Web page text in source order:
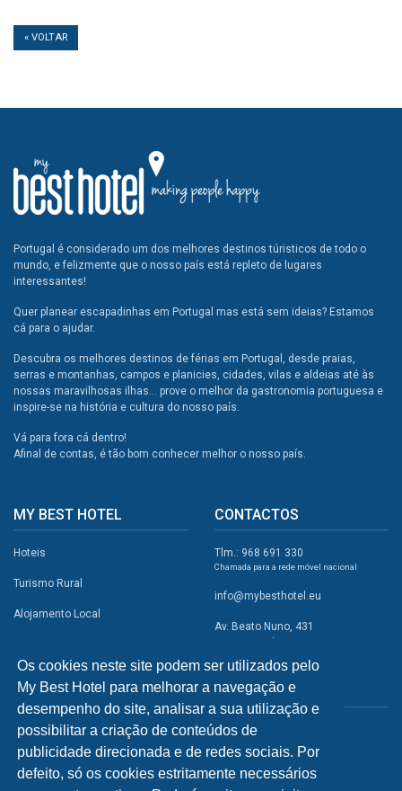
Os cookies neste site podem ser utilizados pelo
My Best Hotel para melhorar a navegação e
desempenho do site, analisar a sua utilização e
possibilitar a criação de conteúdos de
publicidade direcionada e de redes sociais. Por
defeito, só os cookies estritamente necessários
« VOLTAR
Portugal é considerado um dos melhores destinos túristicos de todo o
mundo, e felizmente que o nosso país está repleto de lugares
interessantes!
Quer planear escapadinhas em Portugal mas está sem ideias? Estamos
cá para o ajudar.
Descubra os melhores destinos de férias em Portugal, desde praias,
serras e montanhas, campos e planicies, cidades, vilas e aldeias até às
nossas maravilhosas ilhas... prove o melhor da gastronomia portuguesa e
inspire-se na história e cultura do nosso país.
Vá para fora cá dentro!
Afinal de contas, é tão bom conhecer melhor o nosso país.
MY BEST HOTEL
Hoteis
Turismo Rural
Alojamento Local
Campismo
Atividades
Restaurantes
A Visitar
CONTACTOS
Tlm.: 968 691 330
Chamada para a rede móvel nacional
info@mybesthotel.eu
Av. Beato Nuno, 431
2495-401 Fátima
REDES SOCIAIS